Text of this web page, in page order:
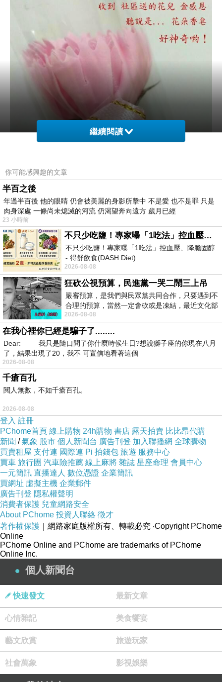
260511a2
260511a3
◆ 土司和花！ ◆
以往 這節日 都在教會度過，
每回一放聖樂 詩歌... 就哭到.. 軟在座位上。
繼續閱讀
你可能感興趣的文章
半百之後
年過半百後 他的眼睛 仍會被美麗的身影所擊中 不是愛 也不是罪 只是
肉身深處 一條尚未熄滅的河流 仍渴望奔向遠方 歲月已經
23 小時前
不只少吃鹽！專家曝「1吃法」控血壓、降膽固醇 - 得舒飲食(DASH Diet)
不只少吃鹽！專家曝「1吃法」控血壓、降膽固醇
- 得舒飲食(DASH Diet)
https://www.facebook.com/dietitiansophia/
posts/157966
2026-08-08
狂砍公視預算，民進黨一哭二鬧三上吊
嚴審預算，是我們與民眾黨共同合作，只要遇到不
合理的預算，當然一定會砍或是凍結，最近文化部
要編列公視和Taiwan plus預算，在110年
2026-08-08
在我心裡你已經是騙子了........
Dear: 我只是隨口問了你什麼時候生日?想說獅子座的你現在八月
了，結果出現了20，我不 可置信地看著這個
2026-08-08
千瘡百孔
閱人無數，不如千瘡百孔。
2026-08-08
登入 註冊
PChome首頁 線上購物 24h購物 書店 露天拍賣 比比昂代購
新聞 /氣象 股市 個人新聞台 廣告刊登 加入聯播網 全球購物
買賣租屋 支付連 國際連 Pi 拍錢包 旅遊 服務中心
買車 旅行團 汽車險推薦 線上麻將 雜誌 星座命理 會員中心
一元簡訊 直播達人 數位憑證 企業簡訊
買網址 虛擬主機 企業郵件
廣告刊登 隱私權聲明
消費者保護 兒童網路安全
About PChome 投資人聯絡 徵才
著作權保護 ｜網路家庭版權所有、轉載必究 ‧Copyright PChome
Online
PChome Online and PChome are trademarks of PChome
Online Inc.
個人新聞台
快速發文 最新文章
心情雜記 美食饗宴
藝文欣賞 旅遊玩家
社會萬象 影視娛樂